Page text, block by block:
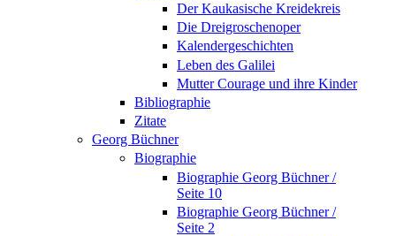
Der Kaukasische Kreidekreis
Die Dreigroschenoper
Kalendergeschichten
Leben des Galilei
Mutter Courage und ihre Kinder
Bibliographie
Zitate
Georg Büchner
Biographie
Biographie Georg Büchner /
Seite 10
Biographie Georg Büchner /
Seite 2